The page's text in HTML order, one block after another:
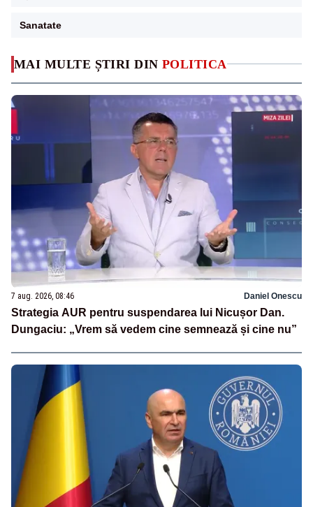
MAI MULTE ȘTIRI DIN POLITICA
7 aug. 2026, 08:46 Daniel Onescu
Strategia AUR pentru suspendarea lui Nicușor Dan.
Dungaciu: „Vrem să vedem cine semnează și cine nu”
Sanatate